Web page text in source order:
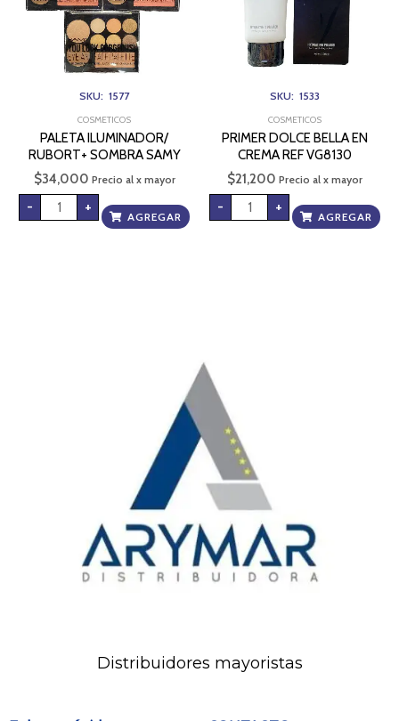
SKU: 1577
COSMETICOS
PALETA ILUMINADOR/
RUBORT+ SOMBRA SAMY
$34,000 Precio al x mayor
- +
AGREGAR
SKU: 1533
COSMETICOS
PRIMER DOLCE BELLA EN
CREMA REF VG8130
$21,200 Precio al x mayor
- +
AGREGAR
Distribuidores mayoristas